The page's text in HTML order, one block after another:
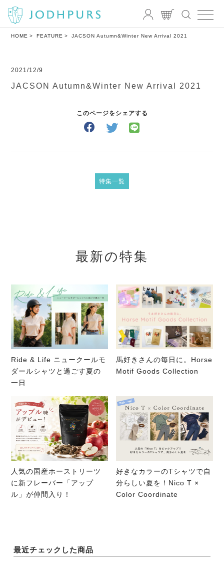
HOME FEATURE JACSON Autumn&Winter New Arrival 2021
2021/12/9
JACSON Autumn&Winter New Arrival 2021
このページをシェアする
特集一覧
最新の特集
Ride & Life ニュークールモ
ダールシャツと過ごす夏の
一日
馬好きさんの毎日に。Horse
Motif Goods Collection
人気の国産ホーストリーツ
に新フレーバー「アップ
ル」が仲間入り！
好きなカラーのTシャツで自
分らしい夏を！Nico T ×
Color Coordinate
最近チェックした商品